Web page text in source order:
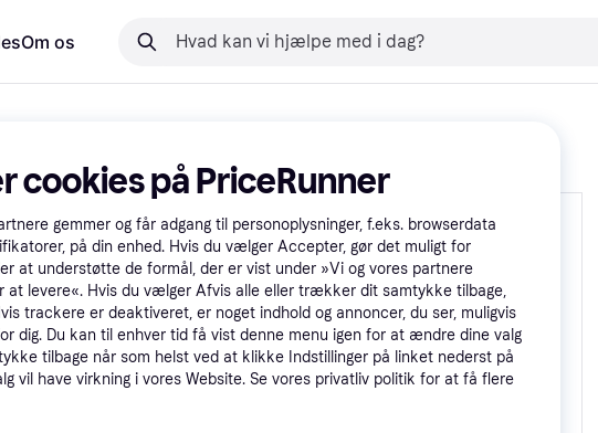
Om os
cookies på PriceRunner
gemmer og får adgang til personoplysninger, f.eks. browserdata
på din enhed. Hvis du vælger Accepter, gør det muligt for
at understøtte de formål, der er vist under »Vi og vores partnere
at levere«. Hvis du vælger Afvis alle eller trækker dit samtykke tilbage,
trackere er deaktiveret, er noget indhold og annoncer, du ser, muligvis
dig. Du kan til enhver tid få vist denne menu igen for at ændre dine valg
tilbage når som helst ved at klikke Indstillinger på linket nederst på
vil have virkning i vores Website. Se vores privatliv politik for at få flere